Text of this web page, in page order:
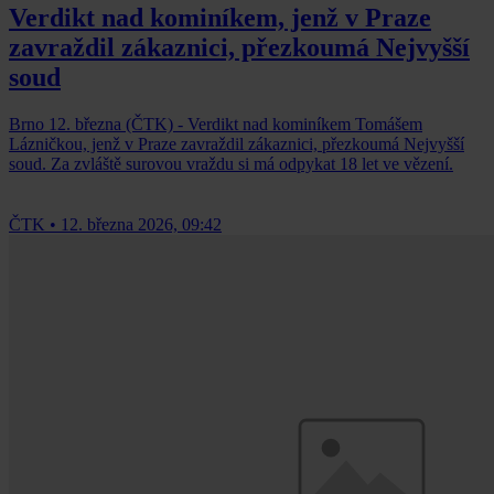
Verdikt nad kominíkem, jenž v Praze
zavraždil zákaznici, přezkoumá Nejvyšší
soud
Brno 12. března (ČTK) - Verdikt nad kominíkem Tomášem
Lázničkou, jenž v Praze zavraždil zákaznici, přezkoumá Nejvyšší
soud. Za zvláště surovou vraždu si má odpykat 18 let ve vězení.
ČTK • 12. března 2026, 09:42